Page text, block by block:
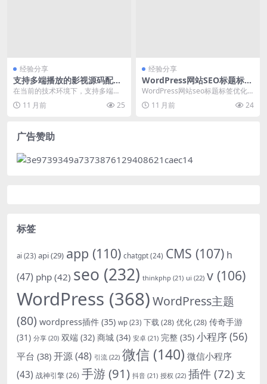
经验分享
支持多端播放的影视源码配置
与问题排查
在当前的技术环境下，支持多端播
放的影视源码成为了许多开发者关
注的热点。本文将围绕...
11 月前 25
经验分享
WordPress网站SEO标题标签
优化配置详解
WordPress网站seo标题标签优化
配置是提升网站在搜索引擎中排名
的关键步骤...
11 月前 24
广告赞助
标签
ai (23) api(29) app (110) chatgpt(24) CMS (107) h
(47) php (42) seo (232) thinkphp (21) ui (22) v (106)
WordPress (368)WordPress主题
(80) wordpress插件 (35) wp (23) 下载(28) 优化(28) 传奇手游
(31) 分享 (20) 双端 (32) 商城 (34) 安卓 (21) 完整 (35) 小程序(56)
平台 (38) 开源(48) 引流 (22) 微信 (140) 微信小程序
(43) 战神引擎(26) 手游(91) 抖音 (21) 授权 (22) 插件 (72) 支